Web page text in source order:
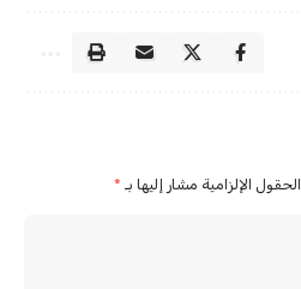
الحقول الإلزامية مشار إليها بـ *